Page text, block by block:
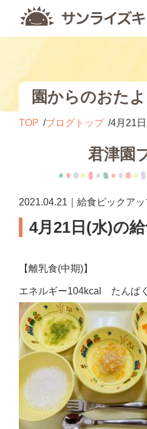
園からのおたよ
TOP ブログトップ 4月21
君津園
2021.04.21｜給食ピックア
4月21日(水)の
【離乳食(中期)】
エネルギー104kcal たんぱ